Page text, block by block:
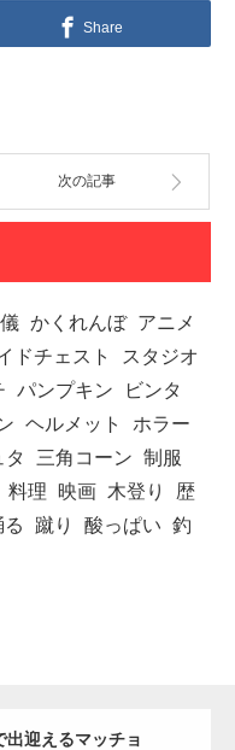
Share
次の記事
かくれんぼ アニメ
ドチェスト
スタジオ
パンプキン
ビンタ
ヘルメット
ホラー
タ 三角コーン 制服
料理 映画 木登り
歴
る 蹴り 酸っぱい 釣
迎えるマッチョ